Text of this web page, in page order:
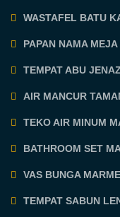
WASTAFEL BATU
PAPAN NAMA MEJA
TEMPAT ABU
AIR MANCUR
TEKO AIR MINUM
BATHROOM SET
VAS BUNGA
TEMPAT SABUN